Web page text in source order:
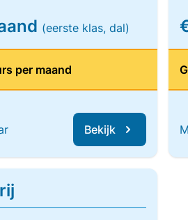
(eerste klas, dal)
per maand
Bekijk